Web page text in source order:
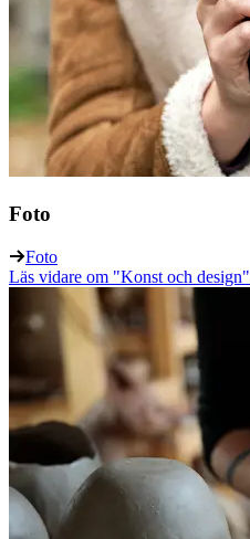
Foto
Foto
Läs vidare om "Konst och design"